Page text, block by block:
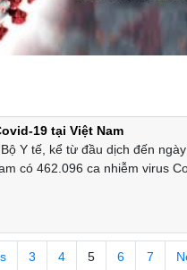
19 tại Việt Nam
Y tế, kể từ đầu dịch đến ngày
có 462.096 ca nhiễm virus
19).
3 4 5 6 7